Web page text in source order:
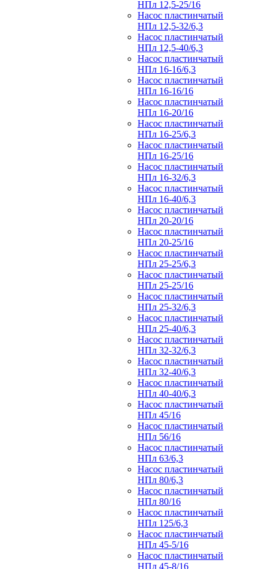
НПл 12,5-25/16
Насос пластинчатый
НПл 12,5-32/6,3
Насос пластинчатый
НПл 12,5-40/6,3
Насос пластинчатый
НПл 16-16/6,3
Насос пластинчатый
НПл 16-16/16
Насос пластинчатый
НПл 16-20/16
Насос пластинчатый
НПл 16-25/6,3
Насос пластинчатый
НПл 16-25/16
Насос пластинчатый
НПл 16-32/6,3
Насос пластинчатый
НПл 16-40/6,3
Насос пластинчатый
НПл 20-20/16
Насос пластинчатый
НПл 20-25/16
Насос пластинчатый
НПл 25-25/6,3
Насос пластинчатый
НПл 25-25/16
Насос пластинчатый
НПл 25-32/6,3
Насос пластинчатый
НПл 25-40/6,3
Насос пластинчатый
НПл 32-32/6,3
Насос пластинчатый
НПл 32-40/6,3
Насос пластинчатый
НПл 40-40/6,3
Насос пластинчатый
НПл 45/16
Насос пластинчатый
НПл 56/16
Насос пластинчатый
НПл 63/6,3
Насос пластинчатый
НПл 80/6,3
Насос пластинчатый
НПл 80/16
Насос пластинчатый
НПл 125/6,3
Насос пластинчатый
НПл 45-5/16
Насос пластинчатый
НПл 45-8/16